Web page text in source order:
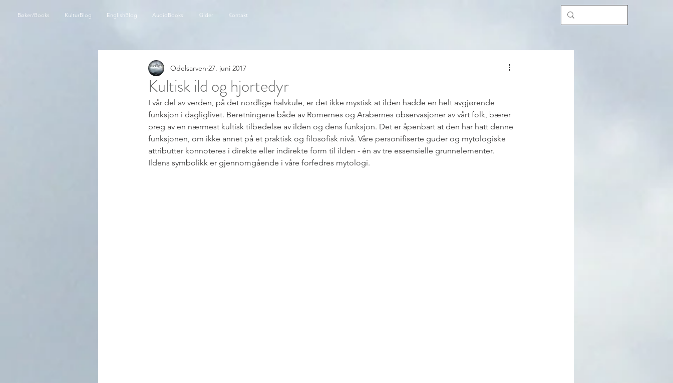
Bøker/Books KulturBlog EnglishBlog AudioBooks Kilder Kontakt
Kultisk ild og hjortedyr
Odelsarven 27. juni 2017
I vår del av verden, på det nordlige halvkule, er det ikke mystisk at ilden hadde en helt avgjørende
funksjon i dagliglivet. Beretningene både av Romernes og Arabernes observasjoner av vårt folk, bærer
preg av en nærmest kultisk tilbedelse av ilden og dens funksjon. Det er åpenbart at den har hatt denne
funksjonen, om ikke annet på et praktisk og filosofisk nivå. Våre personifiserte guder og mytologiske
attributter konnoteres i direkte eller indirekte form til ilden - én av tre essensielle grunnelementer.
Ildens symbolikk er gjennomgående i våre forfedres mytologi.